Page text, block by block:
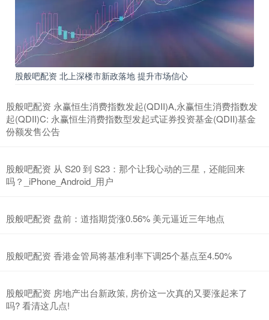
股般吧配资 北上深楼市新政落地 提升市场信心
股般吧配资 永赢恒生消费指数发起(QDII)A,永赢恒生消费指数发
起(QDII)C: 永赢恒生消费指数型发起式证券投资基金(QDII)基金
份额发售公告
股般吧配资 从 S20 到 S23：那个让我心动的三星，还能回来
吗？_iPhone_Android_用户
股般吧配资 盘前：道指期货涨0.56% 美元逼近三年地点
股般吧配资 香港金管局将基准利率下调25个基点至4.50%
股般吧配资 房地产出台新政策, 房价这一次真的又要涨起来了
吗? 看清这几点!